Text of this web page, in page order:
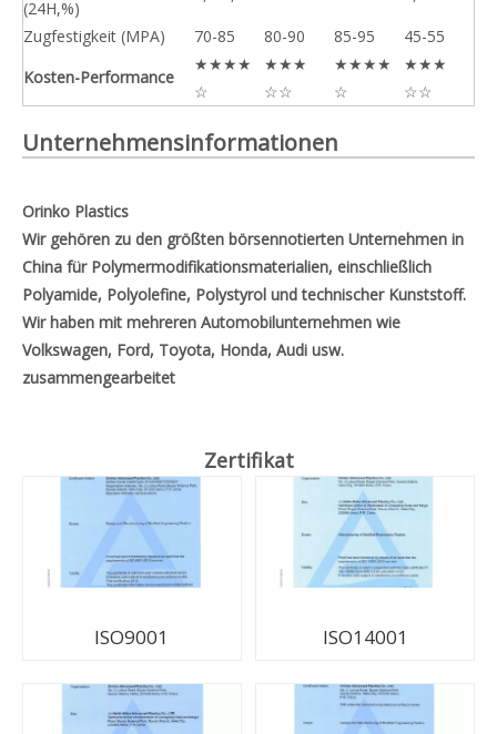
(24H,%)
Zugfestigkeit (MPA)
70-85 80-90 85-95
45-55
Kosten-Performance
★★★★
☆
★★★
☆☆
★★★★
☆
★★★
☆☆
Unternehmensinformationen
Orinko Plastics
Wir gehören zu den größten börsennotierten Unternehmen in
China für Polymermodifikationsmaterialien, einschließlich
Polyamide, Polyolefine, Polystyrol und technischer Kunststoff.
Wir haben mit mehreren Automobilunternehmen wie
Volkswagen, Ford, Toyota, Honda, Audi usw.
zusammengearbeitet
Zertifikat
ISO9001 ISO14001